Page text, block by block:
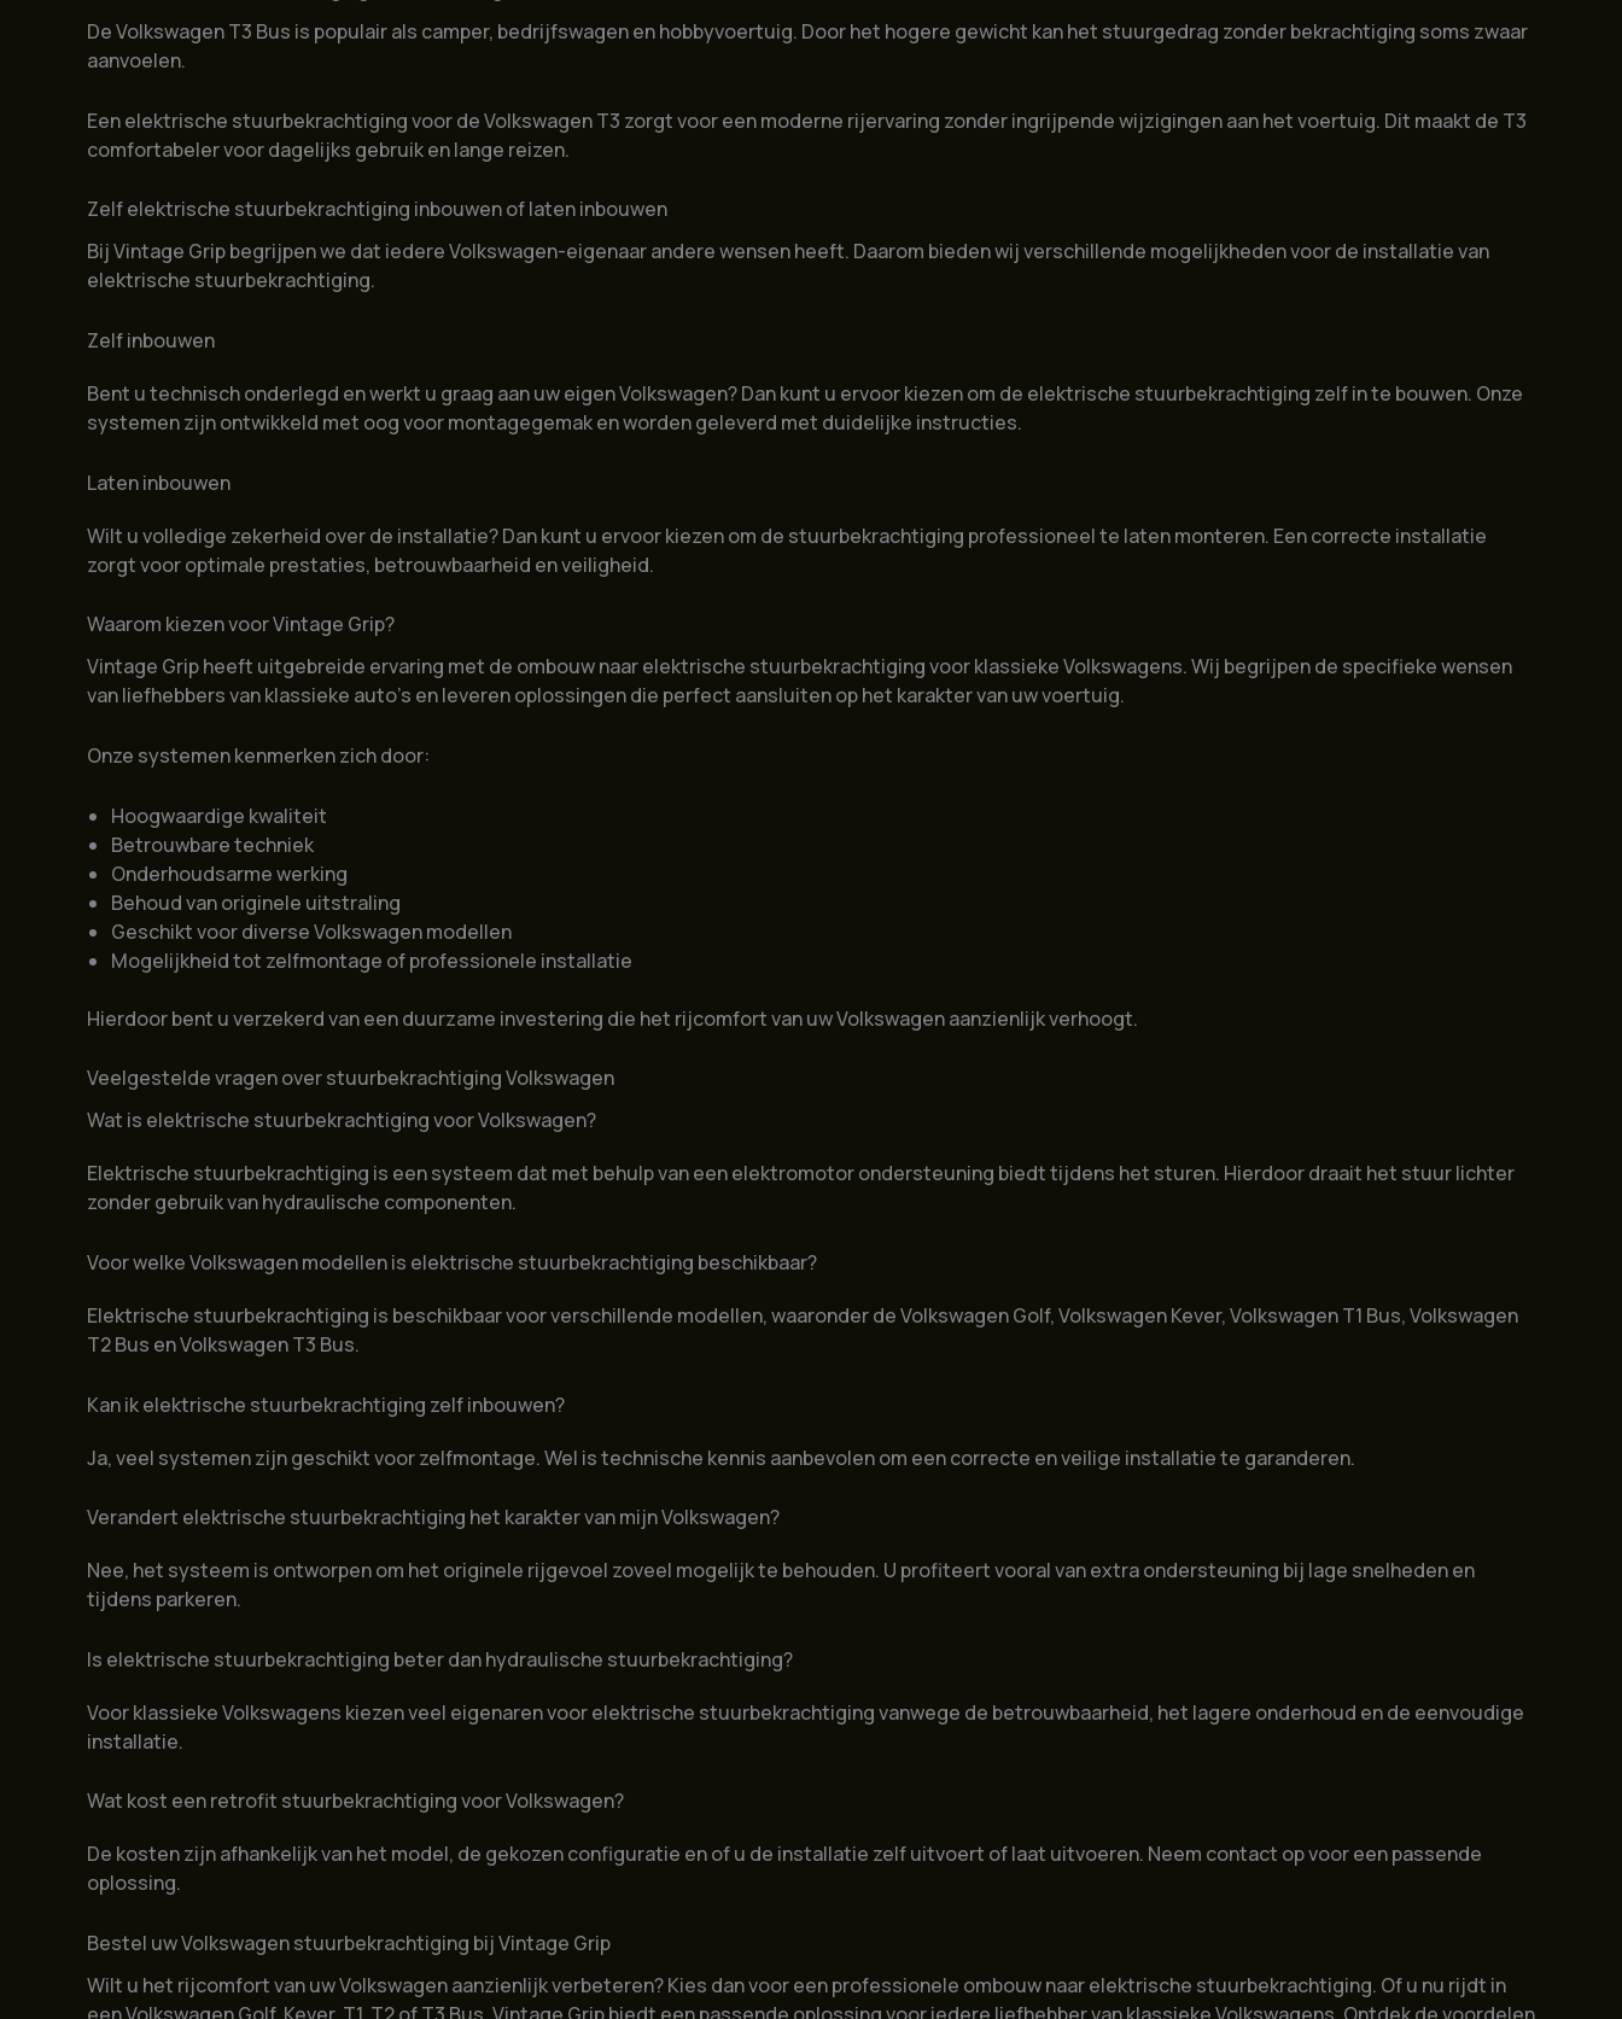
De Volkswagen T3 Bus is populair als camper, bedrijfswagen en hobbyvoertuig. Door het hogere gewicht kan het stuurgedrag zonder bekrachtiging soms zwaar
aanvoelen.
Een elektrische stuurbekrachtiging voor de Volkswagen T3 zorgt voor een moderne rijervaring zonder ingrijpende wijzigingen aan het voertuig. Dit maakt de T3
comfortabeler voor dagelijks gebruik en lange reizen.
Zelf elektrische stuurbekrachtiging inbouwen of laten inbouwen
Bij Vintage Grip begrijpen we dat iedere Volkswagen-eigenaar andere wensen heeft. Daarom bieden wij verschillende mogelijkheden voor de installatie van
elektrische stuurbekrachtiging.
Zelf inbouwen
Bent u technisch onderlegd en werkt u graag aan uw eigen Volkswagen? Dan kunt u ervoor kiezen om de elektrische stuurbekrachtiging zelf in te bouwen. Onze
systemen zijn ontwikkeld met oog voor montagegemak en worden geleverd met duidelijke instructies.
Laten inbouwen
Wilt u volledige zekerheid over de installatie? Dan kunt u ervoor kiezen om de stuurbekrachtiging professioneel te laten monteren. Een correcte installatie
zorgt voor optimale prestaties, betrouwbaarheid en veiligheid.
Waarom kiezen voor Vintage Grip?
Vintage Grip heeft uitgebreide ervaring met de ombouw naar elektrische stuurbekrachtiging voor klassieke Volkswagens. Wij begrijpen de specifieke wensen
van liefhebbers van klassieke auto’s en leveren oplossingen die perfect aansluiten op het karakter van uw voertuig.
Onze systemen kenmerken zich door:
Hoogwaardige kwaliteit
Betrouwbare techniek
Onderhoudsarme werking
Behoud van originele uitstraling
Geschikt voor diverse Volkswagen modellen
Mogelijkheid tot zelfmontage of professionele installatie
Hierdoor bent u verzekerd van een duurzame investering die het rijcomfort van uw Volkswagen aanzienlijk verhoogt.
Veelgestelde vragen over stuurbekrachtiging Volkswagen
Wat is elektrische stuurbekrachtiging voor Volkswagen?
Elektrische stuurbekrachtiging is een systeem dat met behulp van een elektromotor ondersteuning biedt tijdens het sturen. Hierdoor draait het stuur lichter
zonder gebruik van hydraulische componenten.
Voor welke Volkswagen modellen is elektrische stuurbekrachtiging beschikbaar?
Elektrische stuurbekrachtiging is beschikbaar voor verschillende modellen, waaronder de Volkswagen Golf, Volkswagen Kever, Volkswagen T1 Bus, Volkswagen
T2 Bus en Volkswagen T3 Bus.
Kan ik elektrische stuurbekrachtiging zelf inbouwen?
Ja, veel systemen zijn geschikt voor zelfmontage. Wel is technische kennis aanbevolen om een correcte en veilige installatie te garanderen.
Verandert elektrische stuurbekrachtiging het karakter van mijn Volkswagen?
Nee, het systeem is ontworpen om het originele rijgevoel zoveel mogelijk te behouden. U profiteert vooral van extra ondersteuning bij lage snelheden en
tijdens parkeren.
Is elektrische stuurbekrachtiging beter dan hydraulische stuurbekrachtiging?
Voor klassieke Volkswagens kiezen veel eigenaren voor elektrische stuurbekrachtiging vanwege de betrouwbaarheid, het lagere onderhoud en de eenvoudige
installatie.
Wat kost een retrofit stuurbekrachtiging voor Volkswagen?
De kosten zijn afhankelijk van het model, de gekozen configuratie en of u de installatie zelf uitvoert of laat uitvoeren. Neem contact op voor een passende
oplossing.
Bestel uw Volkswagen stuurbekrachtiging bij Vintage Grip
Wilt u het rijcomfort van uw Volkswagen aanzienlijk verbeteren? Kies dan voor een professionele ombouw naar elektrische stuurbekrachtiging. Of u nu rijdt in